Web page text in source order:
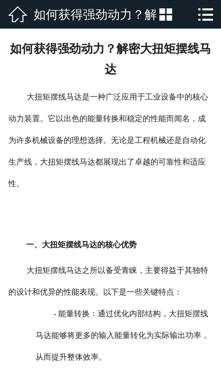
 网站首页
荣誉资质
行业新闻
 如何获得强劲动力？解
密大扭矩摆线马达
 
如何获得强劲动力？解密大扭矩摆线马
达
大扭矩摆线马达是一种广泛应用于工业设备中的核心
动力装置。它以出色的能量转换和稳定的性能而闻名，成
为许多机械设备的理想选择。无论是工程机械还是自动化
生产线，大扭矩摆线马达都展现出了卓越的可靠性和适应
性。
一、大扭矩摆线马达的核心优势
大扭矩摆线马达之所以备受青睐，主要得益于其独特
的设计和优异的性能表现。以下是一些关键特点：
- 能量转换：通过优化内部结构，大扭矩摆线
马达能够将更多的输入能量转化为实际输出功率，
从而提升整体效率。